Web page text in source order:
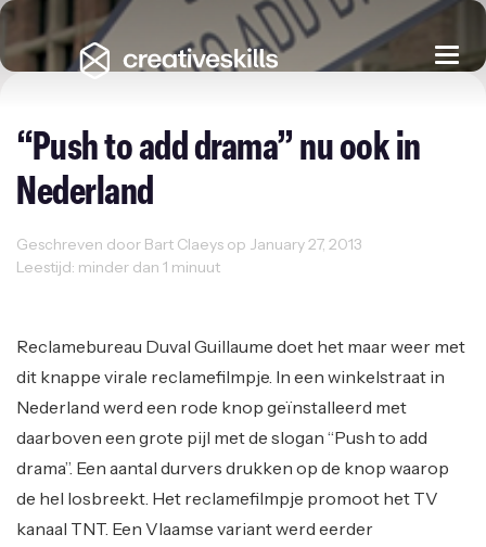
“Push to add drama” nu ook in
Nederland
Geschreven door Bart Claeys op January 27, 2013
Leestijd: minder dan 1 minuut
Reclamebureau Duval Guillaume doet het maar weer met
dit knappe virale reclamefilmpje. In een winkelstraat in
Nederland werd een rode knop geïnstalleerd met
daarboven een grote pijl met de slogan “Push to add
drama”. Een aantal durvers drukken op de knop waarop
de hel losbreekt. Het reclamefilmpje promoot het TV
kanaal TNT. Een Vlaamse variant werd eerder